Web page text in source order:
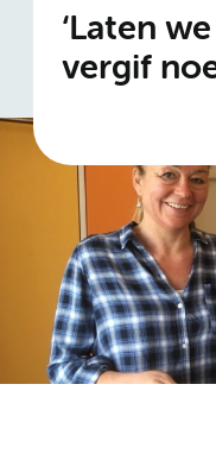
‘Laten
vergif